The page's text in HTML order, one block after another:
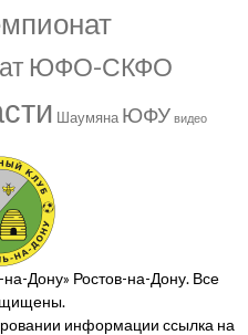
ЮФО-СКФО
Шаумяна ЮФУ видео
Дону» Ростов-на-Дону. Все
информации ссылка на